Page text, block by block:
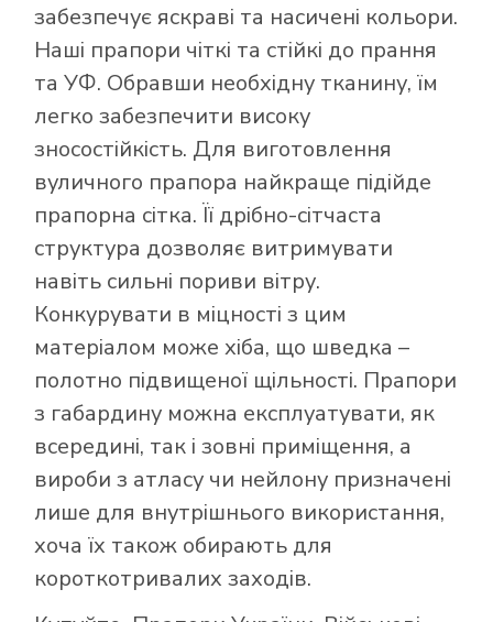
забезпечує яскраві та насичені кольори.
Наші прапори чіткі та стійкі до прання
та УФ. Обравши необхідну тканину, їм
легко забезпечити високу
зносостійкість. Для виготовлення
вуличного прапора найкраще підійде
прапорна сітка. Її дрібно-сітчаста
структура дозволяє витримувати
навіть сильні пориви вітру.
Конкурувати в міцності з цим
матеріалом може хіба, що шведка –
полотно підвищеної щільності. Прапори
з габардину можна експлуатувати, як
всередині, так і зовні приміщення, а
вироби з атласу чи нейлону призначені
лише для внутрішнього використання,
хоча їх також обирають для
короткотривалих заходів.